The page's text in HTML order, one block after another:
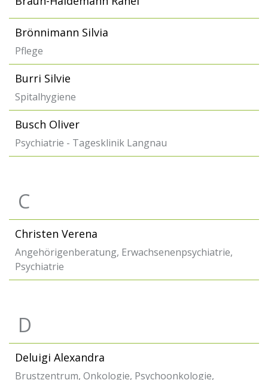
Brönnimann Silvia
Pflege
Burri Silvie
Spitalhygiene
Busch Oliver
Psychiatrie - Tagesklinik Langnau
C
Christen Verena
Angehörigenberatung, Erwachsenenpsychiatrie,
Psychiatrie
D
Deluigi Alexandra
Brustzentrum, Onkologie, Psychoonkologie,